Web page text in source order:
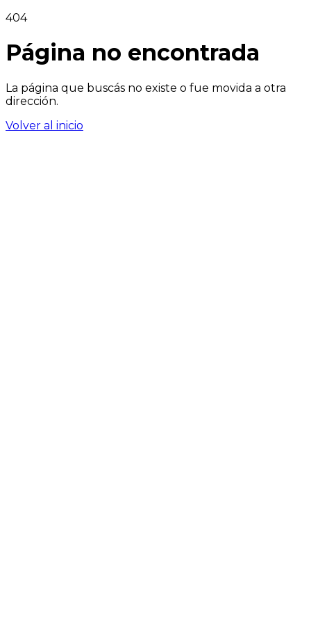
404
Página no encontrada
La página que buscás no existe o fue movida a otra
dirección.
Volver al inicio